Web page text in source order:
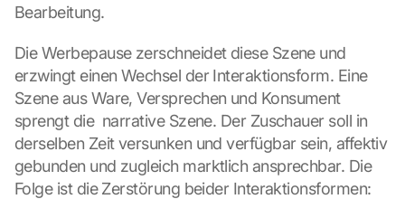
Bearbeitung.
Die Werbepause zerschneidet diese Szene und
erzwingt einen Wechsel der Interaktionsform. Eine
Szene aus Ware, Versprechen und Konsument
sprengt die  narrative Szene. Der Zuschauer soll in
derselben Zeit versunken und verfügbar sein, affektiv
gebunden und zugleich marktlich ansprechbar. Die
Folge ist die Zerstörung beider Interaktionsformen: